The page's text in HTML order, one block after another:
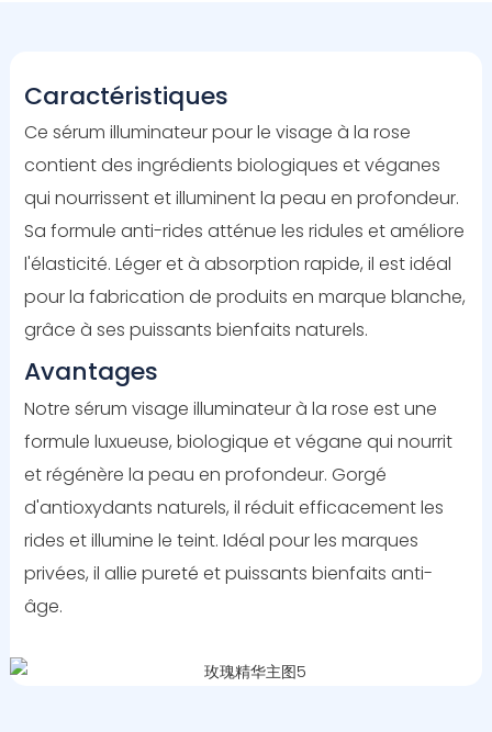
Caractéristiques
Ce sérum illuminateur pour le visage à la rose
contient des ingrédients biologiques et véganes
qui nourrissent et illuminent la peau en profondeur.
Sa formule anti-rides atténue les ridules et améliore
l'élasticité. Léger et à absorption rapide, il est idéal
pour la fabrication de produits en marque blanche,
grâce à ses puissants bienfaits naturels.
Avantages
Notre sérum visage illuminateur à la rose est une
formule luxueuse, biologique et végane qui nourrit
et régénère la peau en profondeur. Gorgé
d'antioxydants naturels, il réduit efficacement les
rides et illumine le teint. Idéal pour les marques
privées, il allie pureté et puissants bienfaits anti-
âge.